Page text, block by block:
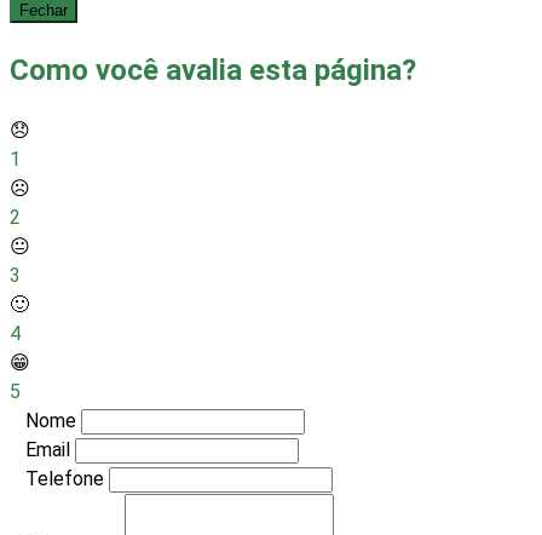
Fechar
Como você avalia esta página?
😞
1
☹️
2
😐
3
🙂
4
😁
5
Nome
Email
Telefone